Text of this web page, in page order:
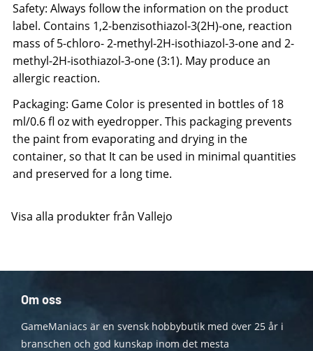
Safety: Always follow the information on the product
label. Contains 1,2-benzisothiazol-3(2H)-one, reaction
mass of 5-chloro- 2-methyl-2H-isothiazol-3-one and 2-
methyl-2H-isothiazol-3-one (3:1). May produce an
allergic reaction.
Packaging: Game Color is presented in bottles of 18
ml/0.6 fl oz with eyedropper. This packaging prevents
the paint from evaporating and drying in the
container, so that It can be used in minimal quantities
and preserved for a long time.
Visa alla produkter från Vallejo
Om oss
GameManiacs är en svensk hobbybutik med över 25 år i
branschen och god kunskap inom det mesta